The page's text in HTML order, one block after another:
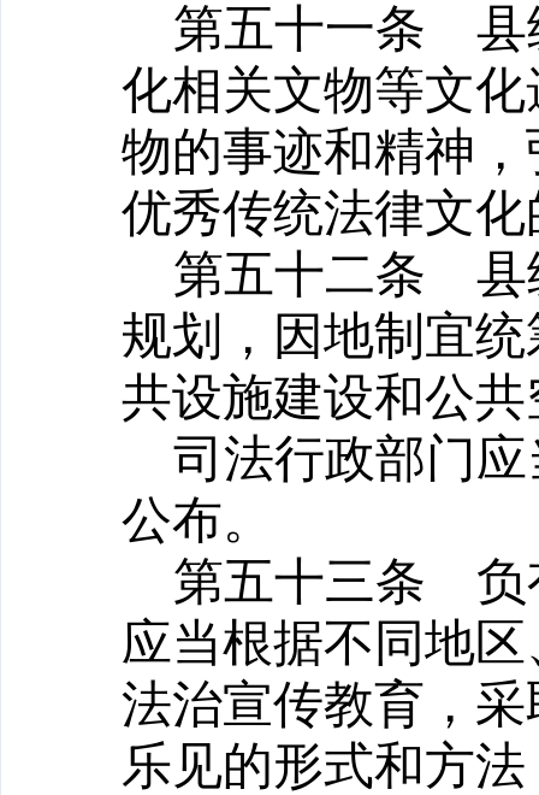
第五十一条 县
化相关文物等文
物的事迹和精神
优秀传统法律文
第五十二条 县
规划，因地制宜
共设施建设和公
司法行政部门
公布。
第五十三条 负
应当根据不同地
法治宣传教育，
乐见的形式和方